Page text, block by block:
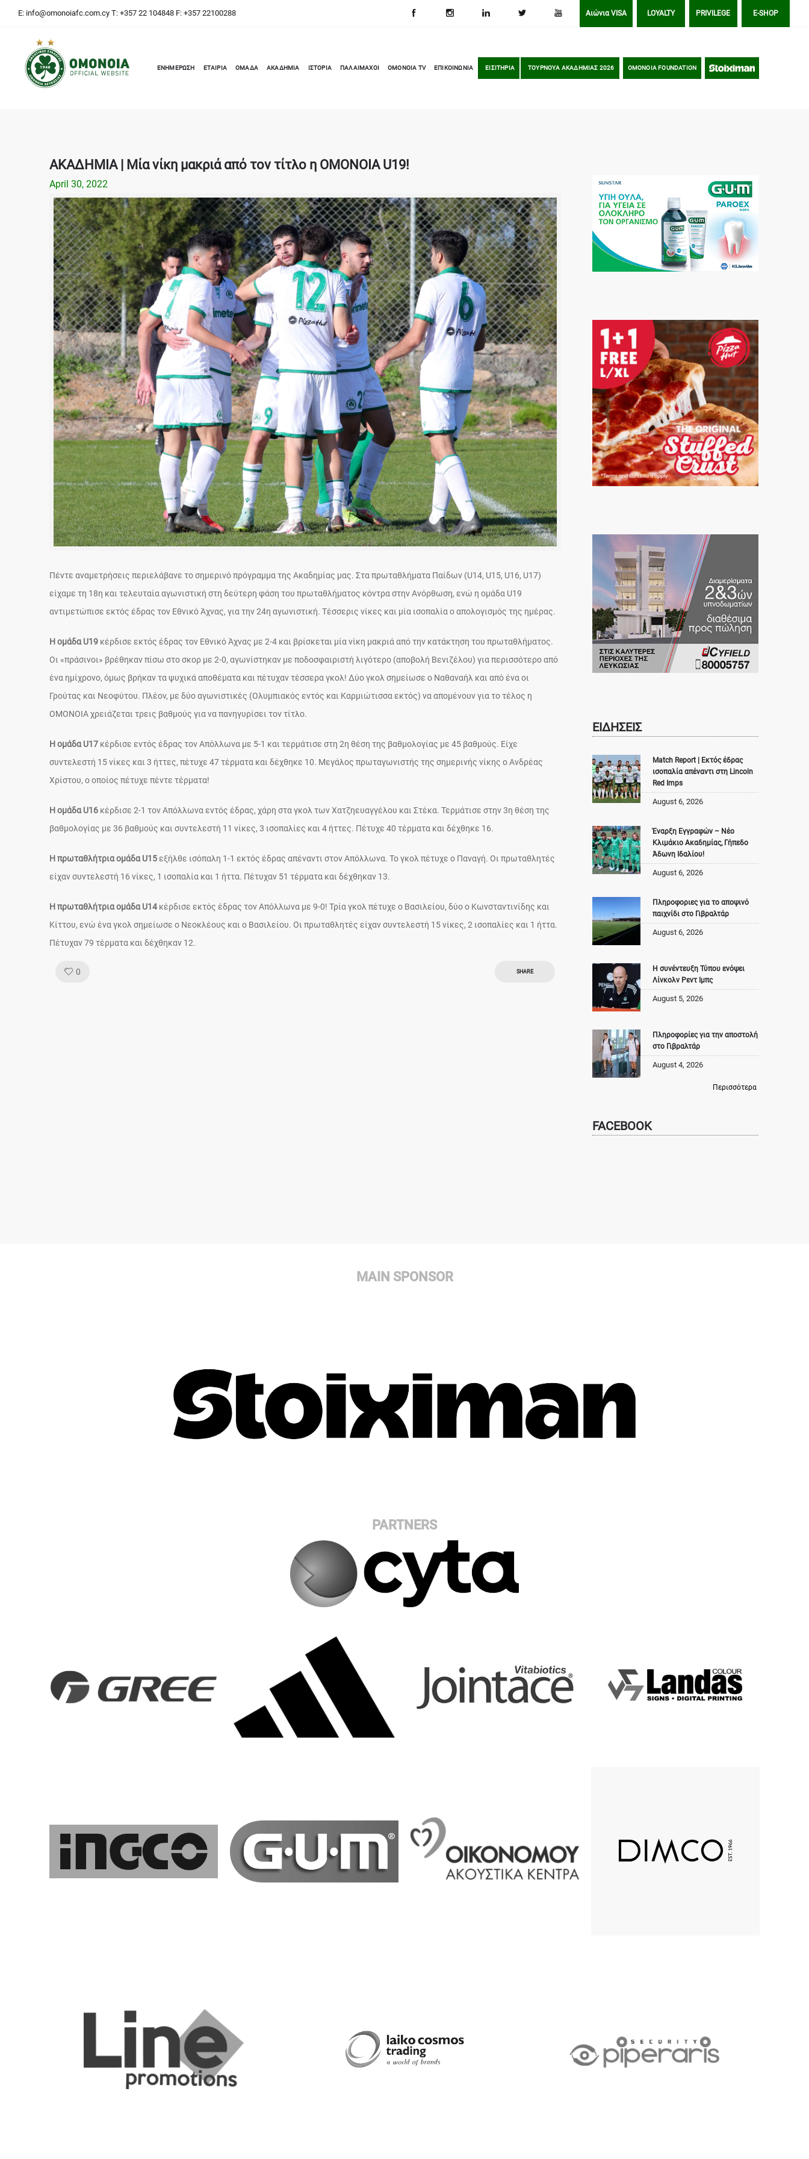
E: info@omonoiafc.com.cy T: +357 22 104848 F: +357 22100288 Αιώνια VISA LOYALTY PRIVILEGE E-SHOP
ΕΝΗΜΕΡΩΣΗ ΕΤΑΙΡΙΑ ΟΜΑΔΑ ΑΚΑΔΗΜΙΑ ΙΣΤΟΡΙΑ ΠΑΛΑΙΜΑΧΟΙ OMONOIA TV ΕΠΙΚΟΙΝΩΝΙΑ ΕΙΣΙΤΗΡΙΑ ΤΟΥΡΝΟΥΑ ΑΚΑΔΗΜΙΑΣ 2026 OMONOIA FOUNDATION STOIXIMAN
ΑΚΑΔΗΜΙΑ | Μία νίκη μακριά από τον τίτλο η ΟΜΟΝΟΙΑ U19!
April 30, 2022
Πέντε αναμετρήσεις περιελάβανε το σημερινό πρόγραμμα της Ακαδημίας μας. Στα πρωταθλήματα Παίδων (U14, U15, U16, U17)
είχαμε τη 18η και τελευταία αγωνιστική στη δεύτερη φάση του πρωταθλήματος κόντρα στην Ανόρθωση, ενώ η ομάδα U19
αντιμετώπισε εκτός έδρας τον Εθνικό Άχνας, για την 24η αγωνιστική. Τέσσερις νίκες και μία ισοπαλία ο απολογισμός της ημέρας.
Η ομάδα U19 κέρδισε εκτός έδρας τον Εθνικό Άχνας με 2-4 και βρίσκεται μία νίκη μακριά από την κατάκτηση του πρωταθλήματος.
Οι «πράσινοι» βρέθηκαν πίσω στο σκορ με 2-0, αγωνίστηκαν με ποδοσφαιριστή λιγότερο (αποβολή Βενιζέλου) για περισσότερο από
ένα ημίχρονο, όμως βρήκαν τα ψυχικά αποθέματα και πέτυχαν τέσσερα γκολ! Δύο γκολ σημείωσε ο Ναθαναήλ και από ένα οι
Γρούτας και Νεοφύτου. Πλέον, με δύο αγωνιστικές (Ολυμπιακός εντός και Καρμιώτισσα εκτός) να απομένουν για το τέλος η
ΟΜΟΝΟΙΑ χρειάζεται τρεις βαθμούς για να πανηγυρίσει τον τίτλο.
Η ομάδα U17 κέρδισε εντός έδρας τον Απόλλωνα με 5-1 και τερμάτισε στη 2η θέση της βαθμολογίας με 45 βαθμούς. Είχε
συντελεστή 15 νίκες και 3 ήττες, πέτυχε 47 τέρματα και δέχθηκε 10. Μεγάλος πρωταγωνιστής της σημερινής νίκης ο Ανδρέας
Χρίστου, ο οποίος πέτυχε πέντε τέρματα!
Η ομάδα U16 κέρδισε 2-1 τον Απόλλωνα εντός έδρας, χάρη στα γκολ των Χατζηευαγγέλου και Στέκα. Τερμάτισε στην 3η θέση της
βαθμολογίας με 36 βαθμούς και συντελεστή 11 νίκες, 3 ισοπαλίες και 4 ήττες. Πέτυχε 40 τέρματα και δέχθηκε 16.
Η πρωταθλήτρια ομάδα U15εξήλθε ισόπαλη 1-1 εκτός έδρας απέναντι στον Απόλλωνα. Το γκολ πέτυχε ο Παναγή. Οι πρωταθλητές
είχαν συντελεστή 16 νίκες, 1 ισοπαλία και 1 ήττα. Πέτυχαν 51 τέρματα και δέχθηκαν 13.
Η πρωταθλήτρια ομάδα U14 κέρδισε εκτός έδρας τον Απόλλωνα με 9-0! Τρία γκολ πέτυχε ο Βασιλείου, δύο ο Κωνσταντινίδης και
Κίττου, ενώ ένα γκολ σημείωσε ο Νεοκλέους και ο Βασιλείου. Οι πρωταθλητές είχαν συντελεστή 15 νίκες, 2 ισοπαλίες και 1 ήττα.
Πέτυχαν 79 τέρματα και δέχθηκαν 12.
0 SHARE
ΕΙΔΗΣΕΙΣ
Match Report | Εκτός έδρας
ισοπαλία απέναντι στη Lincoln
Red Imps
August 6, 2026
Έναρξη Εγγραφών – Νέο
Κλιμάκιο Ακαδημίας, Γήπεδο
Άδωνη Ιδαλίου!
August 6, 2026
Πληροφοριες για το αποψινό
παιχνίδι στο Γιβραλτάρ
August 6, 2026
Η συνέντευξη Τύπου ενόψει
Λίνκολν Ρεντ Ιμπς
August 5, 2026
Πληροφορίες για την αποστολή
στο Γιβραλτάρ
August 4, 2026
Περισσότερα
FACEBOOK
MAIN SPONSOR
PARTNERS